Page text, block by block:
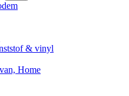
& vinyl
Home